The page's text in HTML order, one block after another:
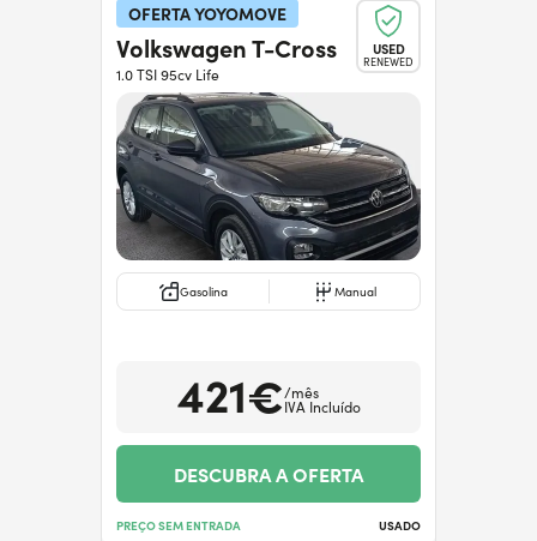
OFERTA YOYOMOVE
USED
RENEWED
Volkswagen T-Cross
1.0 TSI 95cv Life
Gasolina Manual
421€/mês
IVA Incluído
DESCUBRA A OFERTA
PREÇO SEM ENTRADA USADO